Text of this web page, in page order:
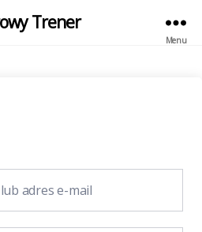
Trener
Menu